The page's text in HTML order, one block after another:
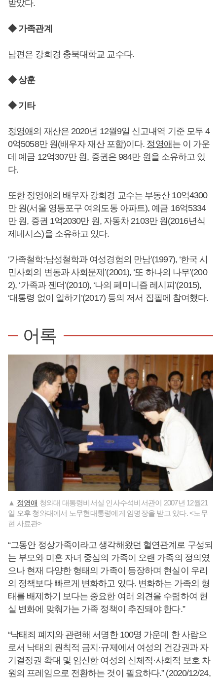
받았다.
◆ 가족관계
남편은 강희경 충북대학교 교수다.
◆ 상훈
◆ 기타
정영애 의 재산은 2020년 12월9일 신고내역 기준 모두 4
0억5058만 원(배우자 재산 포함)이다. 정영애 는 이 가운
데 예금 12억307만 원, 증권은 984만 원을 소유하고 있
다.
또한 정영애 의 배우자 강희경 교수는 부동산 10억4300
만 원(서울 영등포구 여의도동 아파트), 예금 16억5334
만 원, 증권 1억2030만 원, 자동차 2103만 원(2016년식
제네시스)을 소유하고 있다.
‘가족철학:남성철학과 여성경험의 만남’(1997), ‘한국 시
민사회의 변동과 사회문제’(2001), ‘또 하나의 나무’(200
2), ‘가족과 젠더’(2010), ‘나의 페미니즘 레시피’(2015),
‘대통령 없이 일하기’(2017) 등의 저서 집필에 참여했다.
어록
▲ 정영애 청와대 대통령비서실 인사수석비서관이 2007년 12월21
일 오후 청와대에서 노무현대통령에게 임명장을 받고 있다. <노무
현 사료관>
“그동안 정상가족이라고 생각해왔던 혈연관계로 구성되
는 부모와 미혼 자녀 중심의 가족이 오랜 가족의 정의였
으나 현재 다양한 형태의 가족이 등장하며 현실이 우리
의 정책보다 빠르게 변화하고 있다. 변화하는 가족의 형
태를 배제하기 보다는 중요한 여러 의견을 수렴하여 현
실 변화에 맞춰가는 가족 정책이 추진돼야 한다.”
“낙태죄 폐지와 관련해 서명한 100명 가운데 한 사람으
로서 낙태의 원칙적 금지·규제에서 여성의 건강권과 자
기결정권 확대 및 임신한 여성의 신체적·사회적 보호 차
원의 프레임으로 전환하는 것이 필요하다.” (2020/12/24,